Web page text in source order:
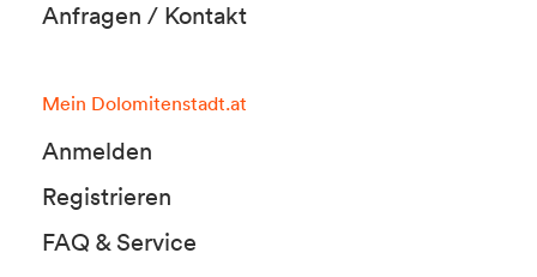
Anfragen / Kontakt
Mein Dolomitenstadt.at
Anmelden
Registrieren
FAQ & Service